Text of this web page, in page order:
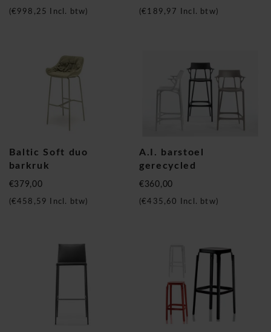
€998,25 Incl. btw) (€189,97 Incl. btw)
Baltic Soft duo
barkruk
€379,00
(€458,59 Incl. btw)
A.I. barstoel
gerecycled
€360,00
(€435,60 Incl. btw)